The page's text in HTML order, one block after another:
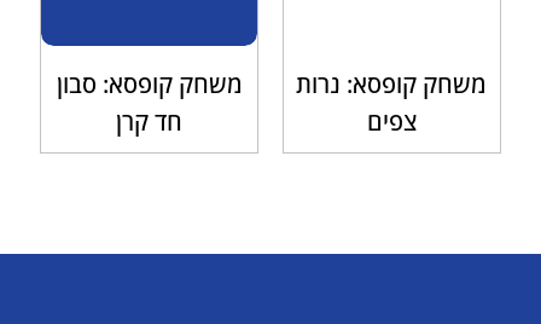
משחק קופסא: נרות
צפים
משחק קופסא: סבון
חד קרן